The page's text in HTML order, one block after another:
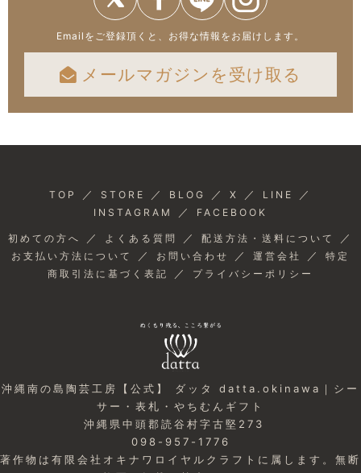
Emailをご登録頂くと、お得な情報をお届けします。
メールマガジンを受け取る
TOP ／ STORE ／ BLOG ／ X ／ LINE ／
INSTAGRAM ／ FACEBOOK
初めての方へ ／ よくある質問 ／ 配送方法・送料について ／
お支払い方法について ／ お問い合わせ ／ 運営会社 ／ 特定
商取引法に基づく表記
／ プライバシーポリシー
沖縄南の島陶芸工房【公式】 ダッタ datta.okinawa｜シー
サー・表札・やちむんギフト
沖縄県中頭郡読谷村字古堅273
098-957-1776
著作物は有限会社オキナワロイヤルクラフトに属します。無断